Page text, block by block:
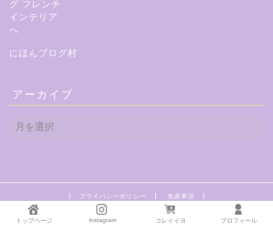
にほんブログ村
アーカイブ
ー
プライバシーポリシー 免責事項
2016–2026 目指せフレンチシック・オシャレな家づくり
トップページ
instagram コレイイヨ プロフィール